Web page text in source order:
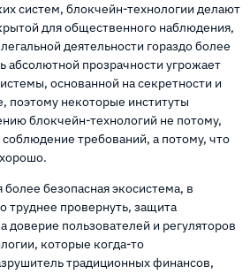
систем, блокчейн-технологии делают
для общественного наблюдения,
деятельности гораздо более
абсолютной прозрачности угрожает
основанной на секретности и
поэтому некоторые институты
блокчейн-технологий не потому,
требований, а потому, что
более безопасная экосистема, в
труднее провернуть, защита
доверие пользователей и регуляторов
которые когда-то
традиционных финансов,